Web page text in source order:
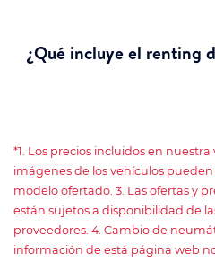
¿Qué incluye el renting
*1. Los precios incluidos en nuestra
imágenes de los vehículos
modelo ofertado. 3. Las ofertas y
están sujetos a disponibilidad de
proveedores. 4. Cambio de
información de está página web